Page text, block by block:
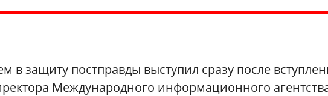
защиту постправды выступил сразу после
Международного информационного